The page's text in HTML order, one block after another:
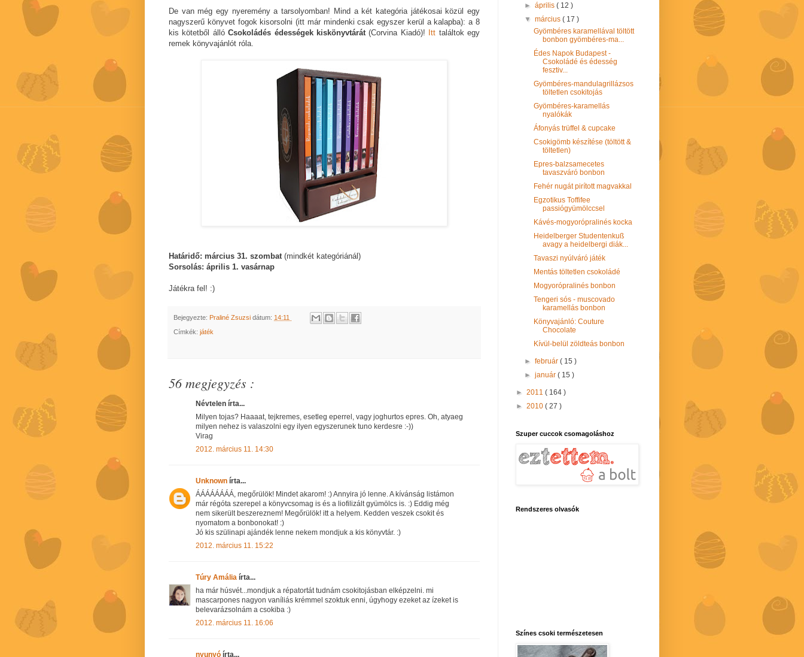
De van még egy nyeremény a tarsolyomban! Mind a két kategória játékosai közül egy
nagyszerű könyvet fogok kisorsolni (itt már mindenki csak egyszer kerül a kalapba): a 8
kis kötetből állóCsokoládés édességek kiskönyvtárát(Corvina Kiadó)! Itt találtok egy
remek könyvajánlót róla.
Határidő: március 31. szombat(mindkét kategóriánál)
Sorsolás: április 1. vasárnap
Játékra fel! :)
Bejegyezte: Praliné Zsuzsi dátum: 14:11
Címkék: játék
56 megjegyzés :
Névtelen írta...
Milyen tojas? Haaaat, tejkremes, esetleg eperrel, vagy joghurtos epres. Oh, atyaeg
milyen nehez is valaszolni egy ilyen egyszerunek tuno kerdesre :-))
Virag
2012. március 11. 14:30
Unknown írta...
ÁÁÁÁÁÁÁÁ, megőrülök! Mindet akarom! :) Annyira jó lenne. A kívánság listámon
már régóta szerepel a könyvcsomag is és a liofilizált gyümölcs is. :) Eddig még
nem sikerült beszereznem! Megőrülök! itt a helyem. Kedden veszek csokit és
nyomatom a bonbonokat! :)
Jó kis szülinapi ajándék lenne nekem mondjuk a kis könyvtár. :)
2012. március 11. 15:22
Túry Amália írta...
ha már húsvét...mondjuk a répatortát tudnám csokitojásban elképzelni. mi
mascarpones nagyon vaníliás krémmel szoktuk enni, úgyhogy ezeket az ízeket is
belevarázsolnám a csokiba :)
2012. március 11. 16:06
nyunyó írta...
►április( 12 )
▼március( 17 )
Gyömbéres karamellával töltött
bonbon gyömbéres-ma...
Édes Napok Budapest -
Csokoládé és édesség
fesztiv...
Gyömbéres-mandulagrillázsos
töltetlen csokitojás
Gyömbéres-karamellás
nyalókák
Áfonyás trüffel & cupcake
Csokigömb készítése (töltött &
töltetlen)
Epres-balzsamecetes
tavaszváró bonbon
Fehér nugát pirított magvakkal
Egzotikus Toffifee
passiógyümölccsel
Kávés-mogyorópralinés kocka
Heidelberger Studentenkuß
avagy a heidelbergi diák...
Tavaszi nyúlváró játék
Mentás töltetlen csokoládé
Mogyorópralinés bonbon
Tengeri sós - muscovado
karamellás bonbon
Könyvajánló: Couture
Chocolate
Kívül-belül zöldteás bonbon
►február( 15 )
►január( 15 )
► 2011 ( 164 )
► 2010 ( 27 )
Szuper cuccok csomagoláshoz
Rendszeres olvasók
Színes csoki természetesen